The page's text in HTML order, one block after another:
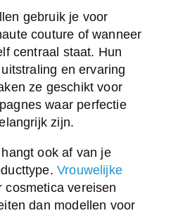
gebruik je voor
couture of wanneer
centraal staat. Hun
en ervaring
ze geschikt voor
waar perfectie
zijn.
ook af van je
Vrouwelijke
cosmetica vereisen
dan modellen voor